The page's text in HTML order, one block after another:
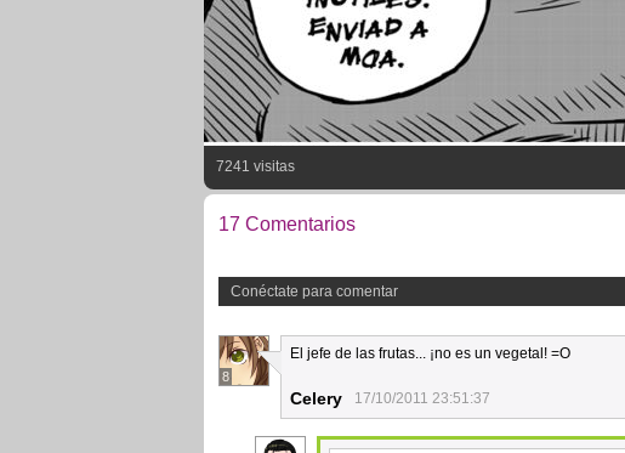
7241 visitas
17 Comentarios
Conéctate para comentar
8
El jefe de las frutas... ¡no es un vegetal! =O
Celery 17/10/2011 23:51:37